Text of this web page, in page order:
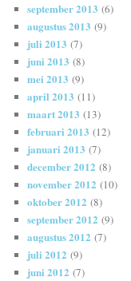
september 2013 (6)
augustus 2013 (9)
juli 2013 (7)
juni 2013 (8)
mei 2013 (9)
april 2013 (11)
maart 2013 (13)
februari 2013 (12)
januari 2013 (7)
december 2012 (8)
november 2012 (10)
oktober 2012 (8)
september 2012 (9)
augustus 2012 (7)
juli 2012 (9)
juni 2012 (7)